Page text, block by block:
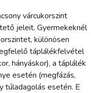
várcukorszint
jeleit. Gyermekeknél
különösen
táplálékfelvétel
hányáskor), a táplálék
esetén (megfázás,
túladagolás esetén. E